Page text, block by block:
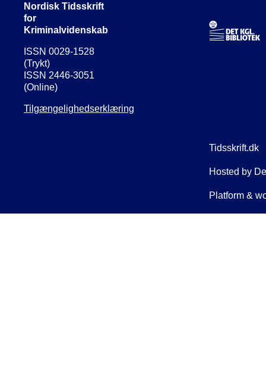
Nordisk Tidsskrift
for
Kriminalvidenskab
ISSN 0029-1528
(Trykt)
ISSN 2446-3051
(Online)
Tilgængelighedserklæring